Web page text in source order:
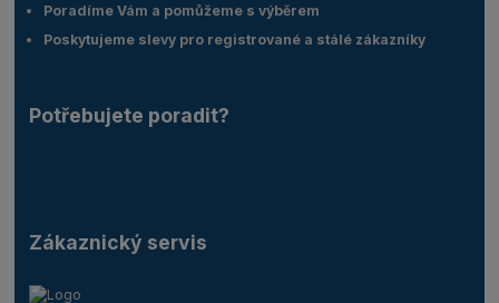
Poradíme Vám a pomůžeme s výběrem
Poskytujeme slevy pro registrované a stálé zákazníky
Potřebujete poradit?
Zákaznický servis